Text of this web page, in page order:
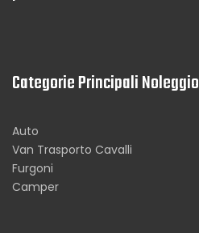
Categorie Principali Noleggio
Auto
Van Trasporto Cavalli
Furgoni
Camper